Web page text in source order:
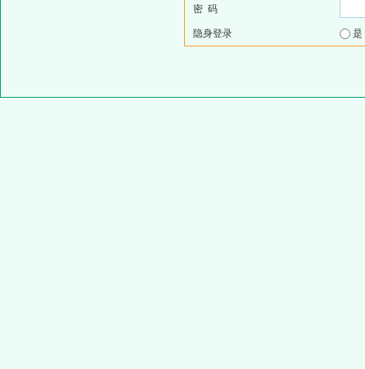
密 码
隐身登录